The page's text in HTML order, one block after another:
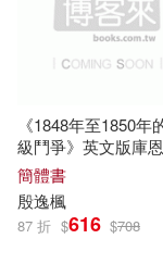
（德）赫爾
（日）斗使(2)
（日）稻盛
（法）弗樂·
東方出版社(2)
海豚出版社(2)
湖北美術出
《1848年至1850年
級鬥爭》英文版庫
簡體書
殷逸楓
87 折 $616 $708